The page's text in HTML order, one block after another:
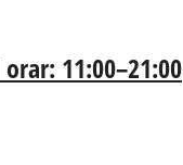
11:00–21:00